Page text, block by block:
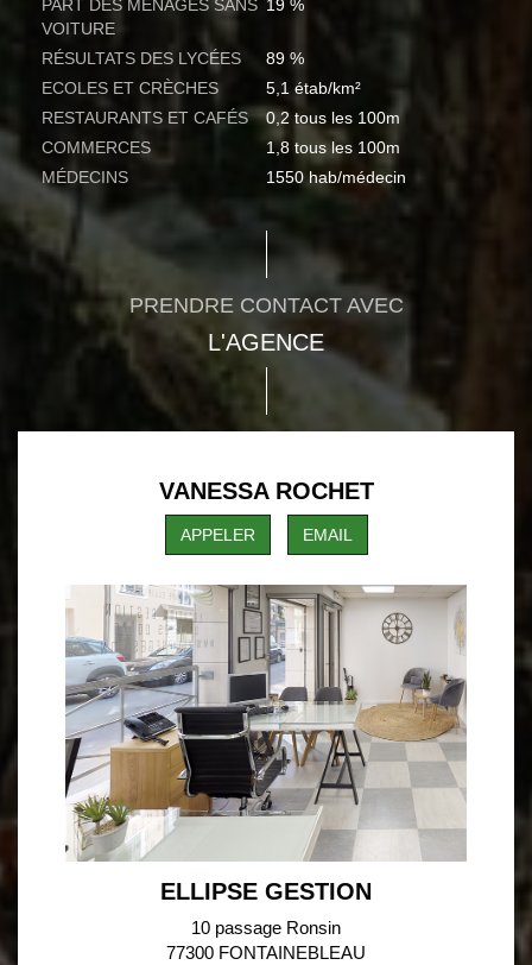
PART DES MÉNAGES SANS
VOITURE
19 %
RÉSULTATS DES LYCÉES
89 %
ECOLES ET CRÈCHES
5,1 étab/km²
RESTAURANTS ET CAFÉS
0,2 tous les 100m
COMMERCES
1,8 tous les 100m
MÉDECINS
1550 hab/médecin
PRENDRE CONTACT AVEC
L'AGENCE
VANESSA ROCHET
APPELER EMAIL
ELLIPSE GESTION
10 passage Ronsin
77300 FONTAINEBLEAU